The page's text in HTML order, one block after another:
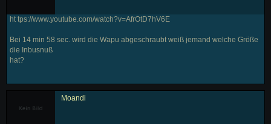
ht tps://www.youtube.com/watch?v=AfrOtD7hV6E
Bei 14 min 58 sec. wird die Wapu abgeschraubt weiß jemand welche Größe
die Inbusnuß
hat?
Moandi